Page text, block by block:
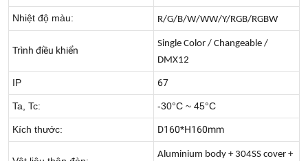
Nhiệt độ màu: R/G/B/W/WW/Y/RGB/RGBW
Trình điều khiển
Single Color / Changeable /
DMX12
IP 67
Ta, Tc: -30°C ~ 45°C
Kích thước: D160*H160mm
Aluminium body + 304SS cover +